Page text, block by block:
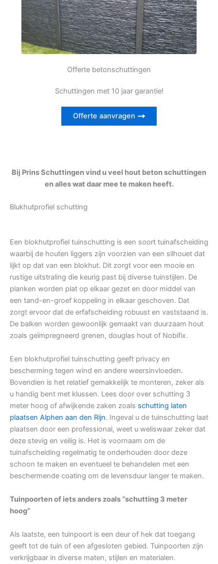
Offerte betonschuttingen
Schuttingen met 10 jaar garantie!
Offerte aanvragen
Bij Prins Schuttingen vind u veel hout beton schuttingen
en alles wat daar mee te maken heeft.
Blukhutprofiel schutting
Een blokhutprofiel tuinschutting is een soort tuinafscheiding
waarbij de houten liggers zijn voorzien van een silhouet dat
lijkt op dat van een blokhut. Dit zorgt voor een mooie en
rustige uitstraling die keurig past bij diverse tuinstijlen. De
planken worden plat op elkaar gezet en door middel van
een tand-en-groef koppeling in elkaar geschoven. Dat
zorgt ervoor dat de erfafscheiding robuust en vaststaand is.
De balken worden gewoonlijk gemaakt van duurzaam hout
zoals geïmpregneerd grenen, douglas hout of Nobifix.
Een blokhutprofiel tuinschutting geeft privacy en
bescherming tegen wind en andere weersinvloeden.
Bovendien is het relatief gemakkelijk te monteren, zeker als
u handig bent met klussen. Lees door over schutting 3
meter hoog of afwijkende zaken zoals schutting laten
plaatsen Alphen aan den Rijn. Ingeval u de tuinschutting laat
plaatsen door een professional, weet u weliswaar zeker dat
deze stevig en veilig is. Het is voornaam om de
tuinafscheiding regelmatig te onderhouden door deze
schoon te maken en eventueel te behandelen met een
beschermende coating om de levensduur langer te maken.
Tuinpoorten of iets anders zoals “schutting 3 meter
hoog”
Als laatste, een tuinpoort is een deur of hek dat toegang
geeft tot de tuin of een afgesloten gebied. Tuinpoorten zijn
verkrijgbaar in diverse maten, stijlen en materialen.